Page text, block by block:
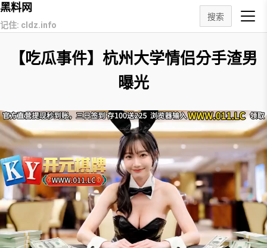
黑料网
记住: cldz.info
搜索
【吃瓜事件】杭州大学情侣分手渣男
曝光